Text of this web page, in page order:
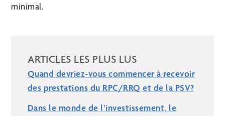
minimal.
ARTICLES LES PLUS LUS
Quand devriez-vous commencer à recevoir
des prestations du RPC/RRQ et de la PSV?
Dans le monde de l’investissement, le